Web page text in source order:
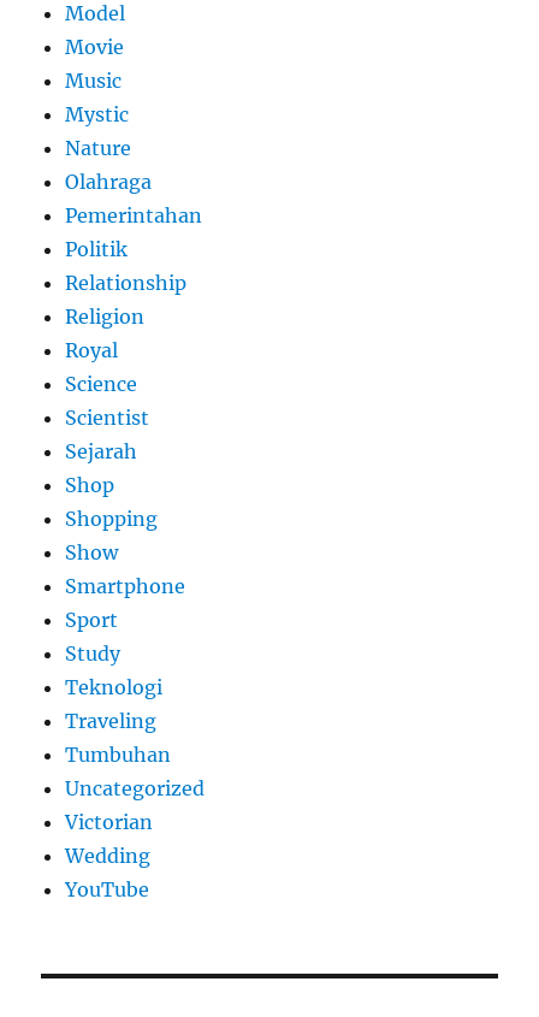
Model
Movie
Music
Mystic
Nature
Olahraga
Pemerintahan
Politik
Relationship
Religion
Royal
Science
Scientist
Sejarah
Shop
Shopping
Show
Smartphone
Sport
Study
Teknologi
Traveling
Tumbuhan
Uncategorized
Victorian
Wedding
YouTube